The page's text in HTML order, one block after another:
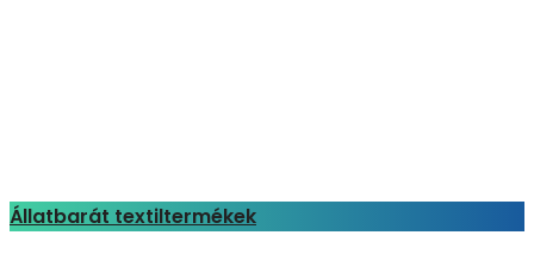
Állatbarát textiltermékek